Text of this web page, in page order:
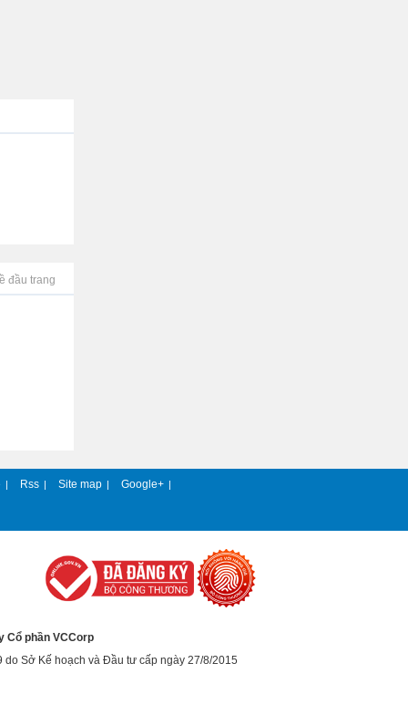
đầu trang
| Rss | Site map | Google+ |
Cổ phần VCCorp
Sở Kế hoạch và Đầu tư cấp ngày 27/8/2015